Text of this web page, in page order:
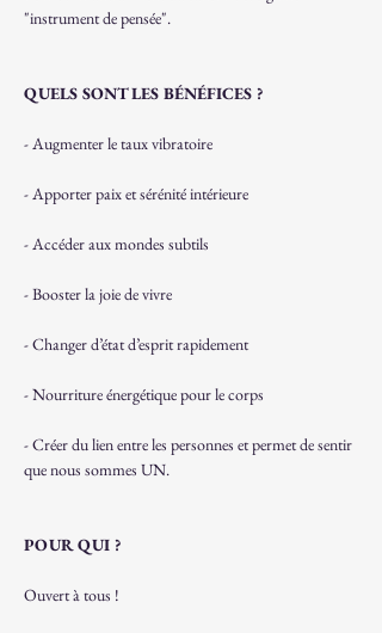
"instrument de pensée".
QUELS SONT LES BÉNÉFICES ?
- Augmenter le taux vibratoire
- Apporter paix et sérénité intérieure
- Accéder aux mondes subtils
- Booster la joie de vivre
- Changer d’état d’esprit rapidement
- Nourriture énergétique pour le corps
- Créer du lien entre les personnes et permet de sentir
que nous sommes UN.
POUR QUI ?
Ouvert à tous !